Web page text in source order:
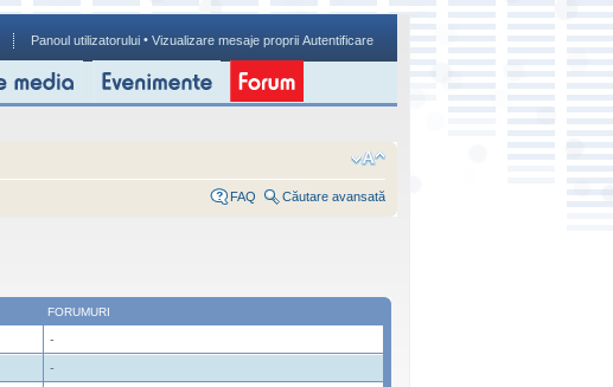
Panoul utilizatorului • Vizualizare mesaje proprii Autentificare
FAQ Căutare avansată
FORUMURI
-
-